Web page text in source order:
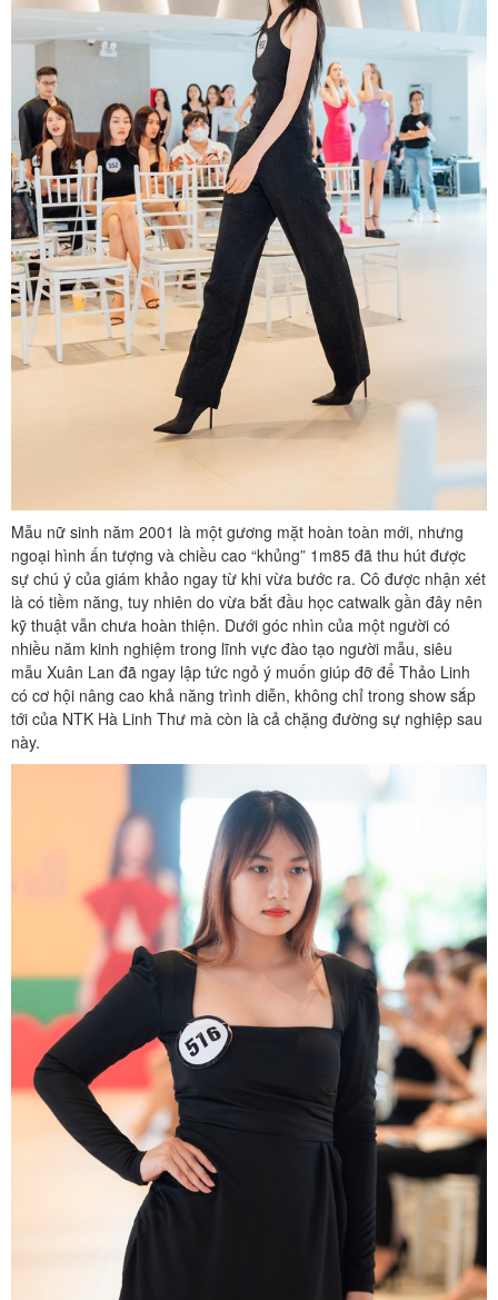
Mẫu nữ sinh năm 2001 là một gương mặt hoàn toàn mới, nhưng
ngoại hình ấn tượng và chiều cao “khủng” 1m85 đã thu hút được
sự chú ý của giám khảo ngay từ khi vừa bước ra. Cô được nhận xét
là có tiềm năng, tuy nhiên do vừa bắt đầu học catwalk gần đây nên
kỹ thuật vẫn chưa hoàn thiện. Dưới góc nhìn của một người có
nhiều năm kinh nghiệm trong lĩnh vực đào tạo người mẫu, siêu
mẫu Xuân Lan đã ngay lập tức ngỏ ý muốn giúp đỡ để Thảo Linh
có cơ hội nâng cao khả năng trình diễn, không chỉ trong show sắp
tới của NTK Hà Linh Thư mà còn là cả chặng đường sự nghiệp sau
này.